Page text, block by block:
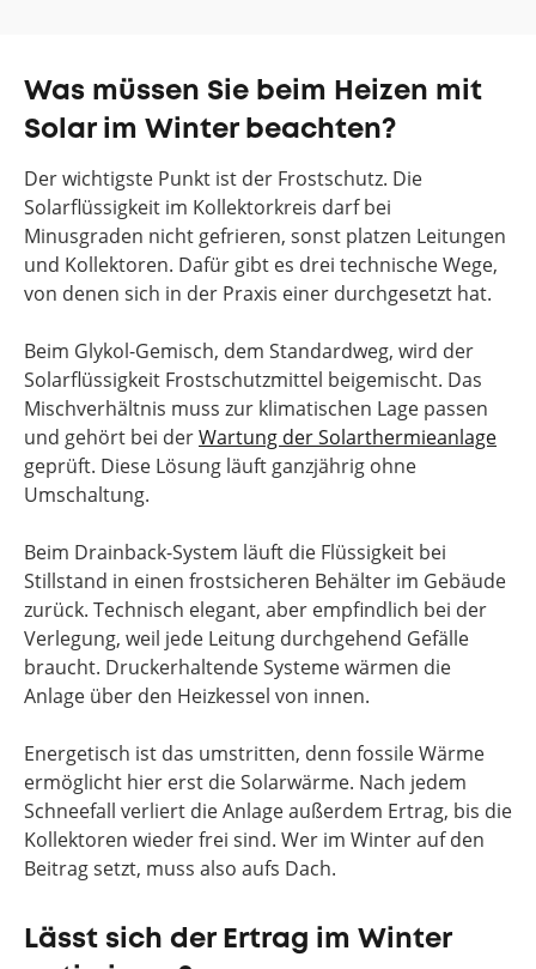
Was müssen Sie beim Heizen mit
Solar im Winter beachten?
Der wichtigste Punkt ist der Frostschutz. Die
Solarflüssigkeit im Kollektorkreis darf bei
Minusgraden nicht gefrieren, sonst platzen Leitungen
und Kollektoren. Dafür gibt es drei technische Wege,
von denen sich in der Praxis einer durchgesetzt hat.
Beim Glykol-Gemisch, dem Standardweg, wird der
Solarflüssigkeit Frostschutzmittel beigemischt. Das
Mischverhältnis muss zur klimatischen Lage passen
und gehört bei derWartung der Solarthermieanlage
geprüft. Diese Lösung läuft ganzjährig ohne
Umschaltung.
Beim Drainback-System läuft die Flüssigkeit bei
Stillstand in einen frostsicheren Behälter im Gebäude
zurück. Technisch elegant, aber empfindlich bei der
Verlegung, weil jede Leitung durchgehend Gefälle
braucht. Druckerhaltende Systeme wärmen die
Anlage über den Heizkessel von innen.
Energetisch ist das umstritten, denn fossile Wärme
ermöglicht hier erst die Solarwärme. Nach jedem
Schneefall verliert die Anlage außerdem Ertrag, bis die
Kollektoren wieder frei sind. Wer im Winter auf den
Beitrag setzt, muss also aufs Dach.
Lässt sich der Ertrag im Winter